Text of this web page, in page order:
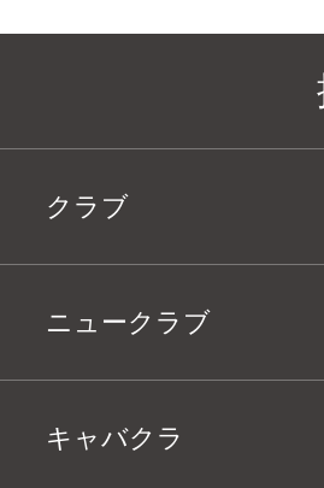
クラブ
ニュークラブ
キャバクラ